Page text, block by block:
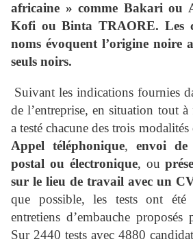
africaine » comme Bakari ou
Kofi ou Binta TRAORE. Les
noms évoquent l’origine noire
seuls noirs.
Suivant les indications fournies
de l’entreprise, en situation tout à
a testé chacune des trois
Appel téléphonique, envoi
postal ou électronique, ou
sur le lieu de travail avec un
que possible, les tests ont été
entretiens d’embauche proposés
Sur 2440 tests avec 4880